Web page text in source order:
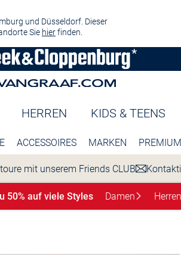
und Düsseldorf. Dieser
Sie hierfinden.
HERREN KIDS & TEENS
ACCESSOIRES MARKEN PREMIUM
mit unserem Friends CLUB
50% auf viele Styles Damen Herren